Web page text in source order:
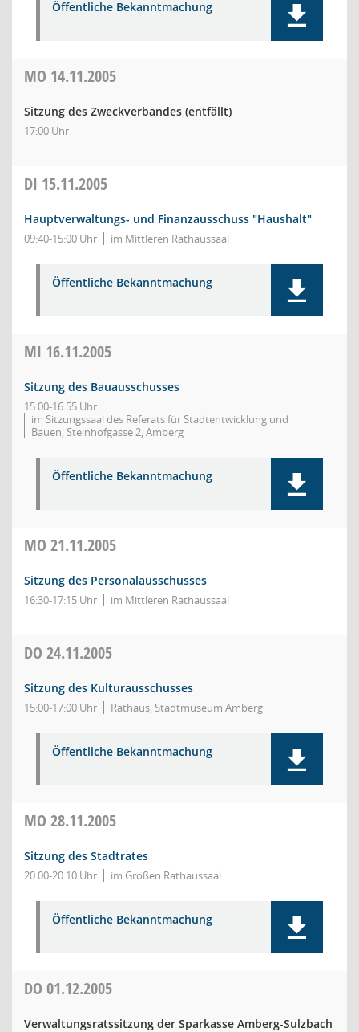
Öffentliche Bekanntmachung
MO 14.11.2005
Sitzung des Zweckverbandes (entfällt)
17:00 Uhr
DI 15.11.2005
Hauptverwaltungs- und Finanzausschuss "Haushalt"
09:40-15:00 Uhr im Mittleren Rathaussaal
Öffentliche Bekanntmachung
MI 16.11.2005
Sitzung des Bauausschusses
15:00-16:55 Uhr
im Sitzungssaal des Referats für Stadtentwicklung und
Bauen, Steinhofgasse 2, Amberg
Öffentliche Bekanntmachung
MO 21.11.2005
Sitzung des Personalausschusses
16:30-17:15 Uhr im Mittleren Rathaussaal
DO 24.11.2005
Sitzung des Kulturausschusses
15:00-17:00 Uhr Rathaus, Stadtmuseum Amberg
Öffentliche Bekanntmachung
MO 28.11.2005
Sitzung des Stadtrates
20:00-20:10 Uhr im Großen Rathaussaal
Öffentliche Bekanntmachung
DO 01.12.2005
Verwaltungsratssitzung der Sparkasse Amberg-Sulzbach